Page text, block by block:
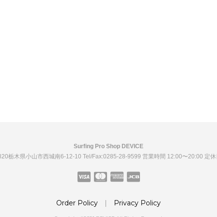
Surfing Pro Shop DEVICE
栃木県小山市西城南6-12-10 Tel/Fax:0285-28-9599 営業時間 12:00〜20:00 定休
Order Policy | Privacy Policy